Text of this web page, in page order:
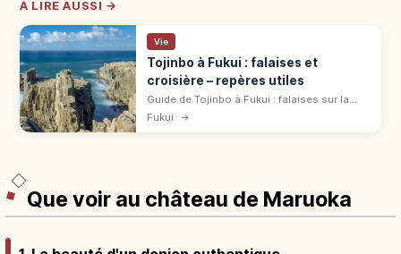
À LIRE AUSSI →
Vie
Tojinbo à Fukui : falaises et
croisière – repères utiles
Guide de Tojinbo à Fukui : falaises sur la
mer du Japon, croisière, tour panoramique
Fukui →
Que voir au château de Maruoka